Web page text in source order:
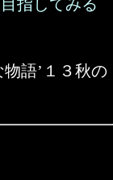
指してみる
語’１３秋の